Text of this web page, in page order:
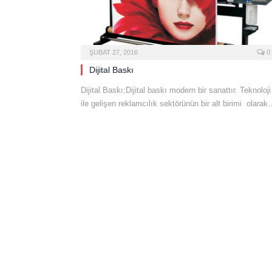
ŞUBAT 27, 2016 0
Dijital Baskı
Dijital Baskı;Dijital baskı modern bir sanattır. Teknoloji
ile gelişen reklamcılık sektörünün bir alt birimi